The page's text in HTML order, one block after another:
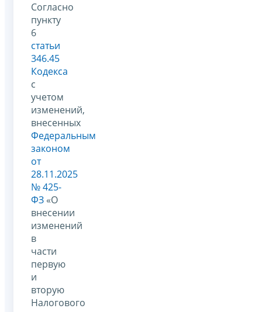
Согласно
пункту
6
статьи
346.45
Кодекса
с
учетом
изменений,
внесенных
Федеральным
законом
от
28.11.2025
№ 425-
ФЗ «О
внесении
изменений
в
части
первую
и
вторую
Налогового